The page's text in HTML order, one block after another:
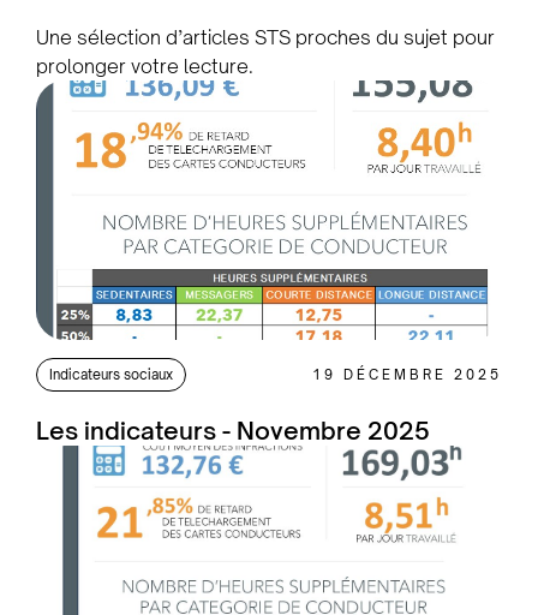
Une sélection d’articles STS proches du sujet pour
prolonger votre lecture.
Indicateurs sociaux 19 DÉCEMBRE 2025
Les indicateurs - Novembre 2025